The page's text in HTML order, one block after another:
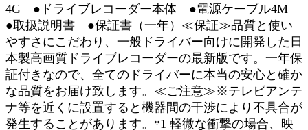
4G ●ドライブレコーダー本体 ●電源ケーブル4M
●取扱説明書 ●保証書（一年）≪保証≫品質と使い
やすさにこだわり、一般ドライバー向けに開発した日
本製高画質ドライブレコーダーの最新版です。一年保
証付きなので、全てのドライバーに本当の安心と確か
な品質をお届け致します。≪ご注意≫※テレビアンテ
ナ等を近くに設置すると機器間の干渉により不具合が
発生することがあります。*1 軽微な衝撃の場合、映